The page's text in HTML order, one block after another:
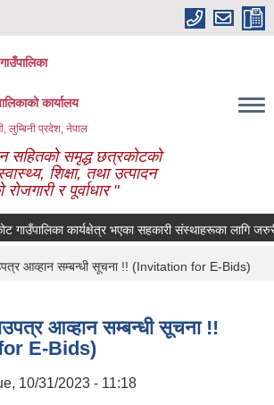
कार्यालय
लुम्बिनी प्रदेश, नेपाल
सहितको समृद्ध छत्रकोटको
शिक्षा, तथा उत्पादन
र पूर्वाधार "
कार्यक्षेत्र भएका सहकारी संस्थाहरूका लागि जरुरी
आव्हान सम्बन्धी सूचना !! (Invitation for E-Bids)
आव्हान सम्बन्धी सूचना !!
E-Bids)
10/31/2023 - 11:18